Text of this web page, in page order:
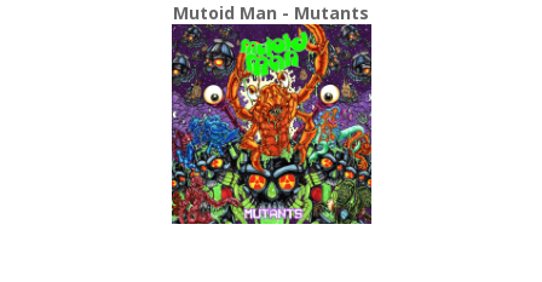
Mutoid Man - Mutants